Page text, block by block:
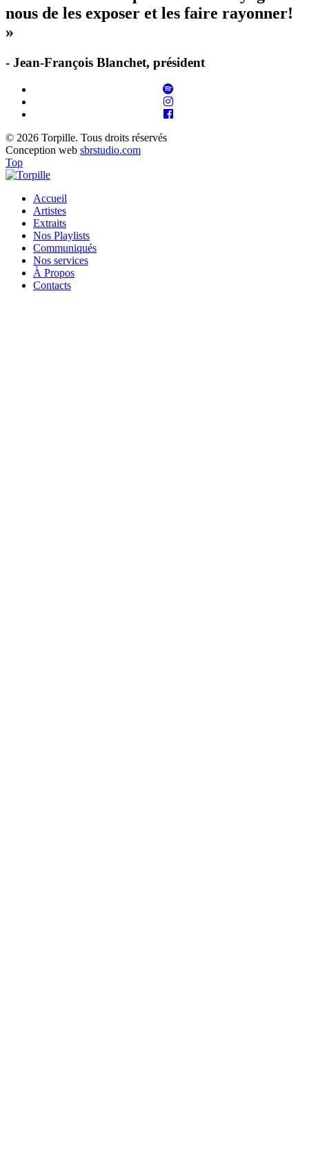
nous de les exposer et les faire rayonner!
»
- Jean-François Blanchet, président
© 2026 Torpille. Tous droits réservés
Conception web sbrstudio.com
Top
Accueil
Artistes
Extraits
Nos Playlists
Communiqués
Nos services
À Propos
Contacts